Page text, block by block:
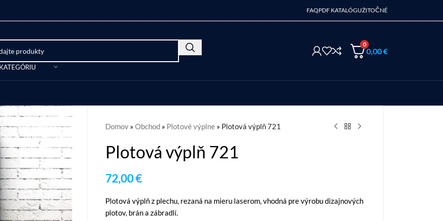
FAQPDF KATALÓGUŽITOČNÉ
0
0,00€
Domov» Obchod» Plotové výplne» Plotová výplň 721
Plotová výplň 721
72,00€
Plotová výplň z plechu, rezaná na mieru laserom, vhodná pre výrobu dizajnových
plotov, brán a zábradlí.